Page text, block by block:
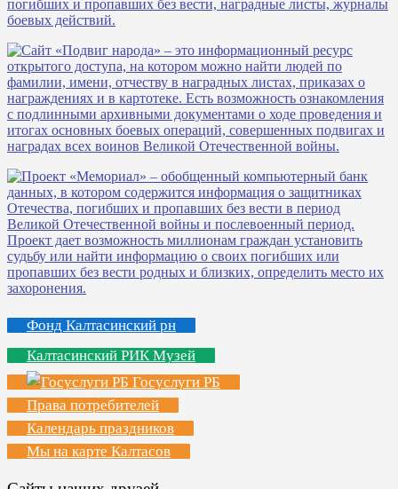
Фонд Калтасинский рн
Калтасинский РИК Музей
Госуслуги РБ
Права потребителей
Календарь праздников
Мы на карте Калтасов